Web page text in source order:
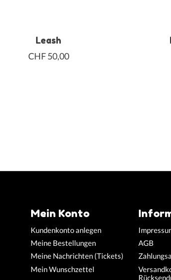
Leash
CHF 50,00
Mein Konto
Kundenkonto anlegen
Meine Bestellungen
Meine Nachrichten (Tickets)
Mein Wunschzettel
AGB